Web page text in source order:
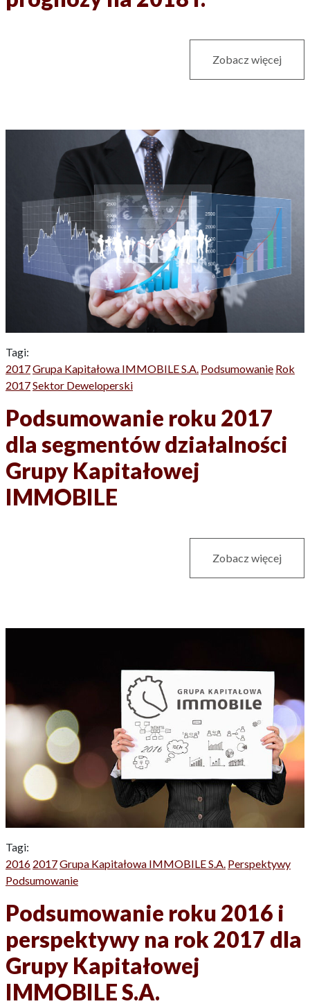
Zobacz więcej
Tagi:
2017Grupa Kapitałowa IMMOBILE S.A. Podsumowanie Rok
2017Sektor Deweloperski
Podsumowanie roku 2017
dla segmentów działalności
Grupy Kapitałowej
IMMOBILE
Zobacz więcej
Tagi:
2016 2017Grupa Kapitałowa IMMOBILE S.A. Perspektywy
Podsumowanie
Podsumowanie roku 2016 i
perspektywy na rok 2017 dla
Grupy Kapitałowej
IMMOBILE S.A.